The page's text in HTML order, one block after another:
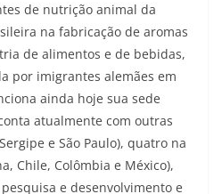
de nutrição animal da
na fabricação de aromas
de alimentos e de bebidas,
por imigrantes alemães em
ainda hoje sua sede
atualmente com outras
e São Paulo), quatro na
Chile, Colômbia e México),
e desenvolvimento e